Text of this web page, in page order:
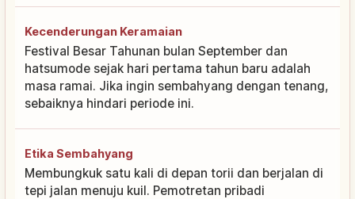
Kecenderungan Keramaian
Festival Besar Tahunan bulan September dan
hatsumode sejak hari pertama tahun baru adalah
masa ramai. Jika ingin sembahyang dengan tenang,
sebaiknya hindari periode ini.
Etika Sembahyang
Membungkuk satu kali di depan torii dan berjalan di
tepi jalan menuju kuil. Pemotretan pribadi